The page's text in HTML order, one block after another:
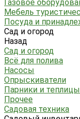
Газовое
Мебель
Посуда и
Сад и огород
Назад
Сад и огород
Всё для полива
Насосы
Опрыскиватели
Парники и теплицы
Прочее
Садовая техника